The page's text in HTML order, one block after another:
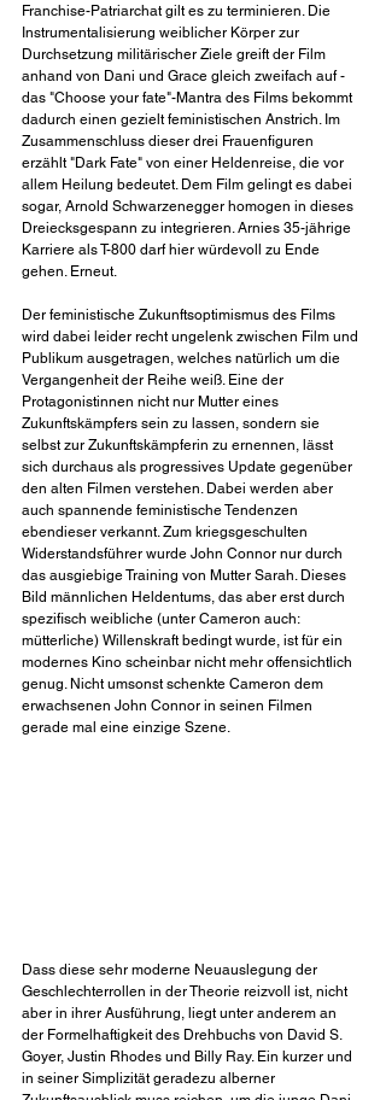
Franchise-Patriarchat gilt es zu terminieren. Die
Instrumentalisierung weiblicher Körper zur
Durchsetzung militärischer Ziele greift der Film
anhand von Dani und Grace gleich zweifach auf -
das "Choose your fate"-Mantra des Films bekommt
dadurch einen gezielt feministischen Anstrich. Im
Zusammenschluss dieser drei Frauenfiguren
erzählt "Dark Fate" von einer Heldenreise, die vor
allem Heilung bedeutet. Dem Film gelingt es dabei
sogar, Arnold Schwarzenegger homogen in dieses
Dreiecksgespann zu integrieren. Arnies 35-jährige
Karriere als T-800 darf hier würdevoll zu Ende
gehen. Erneut.
Der feministische Zukunftsoptimismus des Films
wird dabei leider recht ungelenk zwischen Film und
Publikum ausgetragen, welches natürlich um die
Vergangenheit der Reihe weiß. Eine der
Protagonistinnen nicht nur Mutter eines
Zukunftskämpfers sein zu lassen, sondern sie
selbst zur Zukunftskämpferin zu ernennen, lässt
sich durchaus als progressives Update gegenüber
den alten Filmen verstehen. Dabei werden aber
auch spannende feministische Tendenzen
ebendieser verkannt. Zum kriegsgeschulten
Widerstandsführer wurde John Connor nur durch
das ausgiebige Training von Mutter Sarah. Dieses
Bild männlichen Heldentums, das aber erst durch
spezifisch weibliche (unter Cameron auch:
mütterliche) Willenskraft bedingt wurde, ist für ein
modernes Kino scheinbar nicht mehr offensichtlich
genug. Nicht umsonst schenkte Cameron dem
erwachsenen John Connor in seinen Filmen
gerade mal eine einzige Szene.
Dass diese sehr moderne Neuauslegung der
Geschlechterrollen in der Theorie reizvoll ist, nicht
aber in ihrer Ausführung, liegt unter anderem an
der Formelhaftigkeit des Drehbuchs von David S.
Goyer, Justin Rhodes und Billy Ray. Ein kurzer und
in seiner Simplizität geradezu alberner